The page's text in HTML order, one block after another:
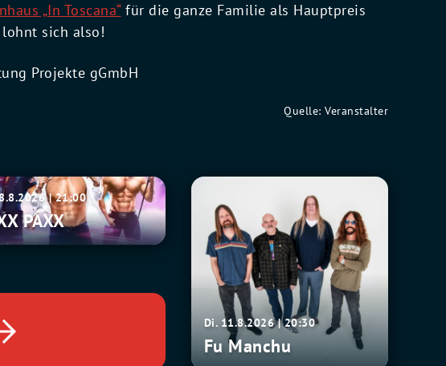
„In Toscana“für die ganze Familie als Hauptpreis
sich also!
Projekte gGmbH
Quelle: Veranstalter
| 21:00
PAXX
Fu
Manchu
Di. 11.8.2026 | 20:30
Fu Manchu